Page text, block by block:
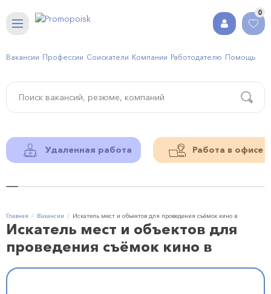
0
Вакансии Профессии Соискатели Компании Работодателю Помощь
Удаленная работа Работа в офисе
Главная Вакансии Искатель мест и объектов для проведения съёмок кино в
Искатель мест и объектов для
проведения съёмок кино в